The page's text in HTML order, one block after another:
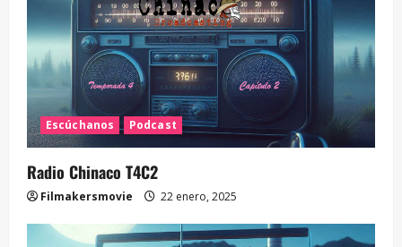
Escúchanos Podcast
Radio Chinaco T4C2
Filmakersmovie 22 enero, 2025